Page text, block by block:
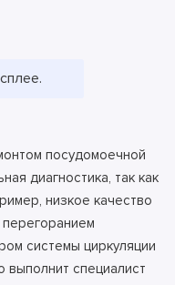
посудомоечной
диагностика, так как
низкое качество
системы циркуляции
специалист